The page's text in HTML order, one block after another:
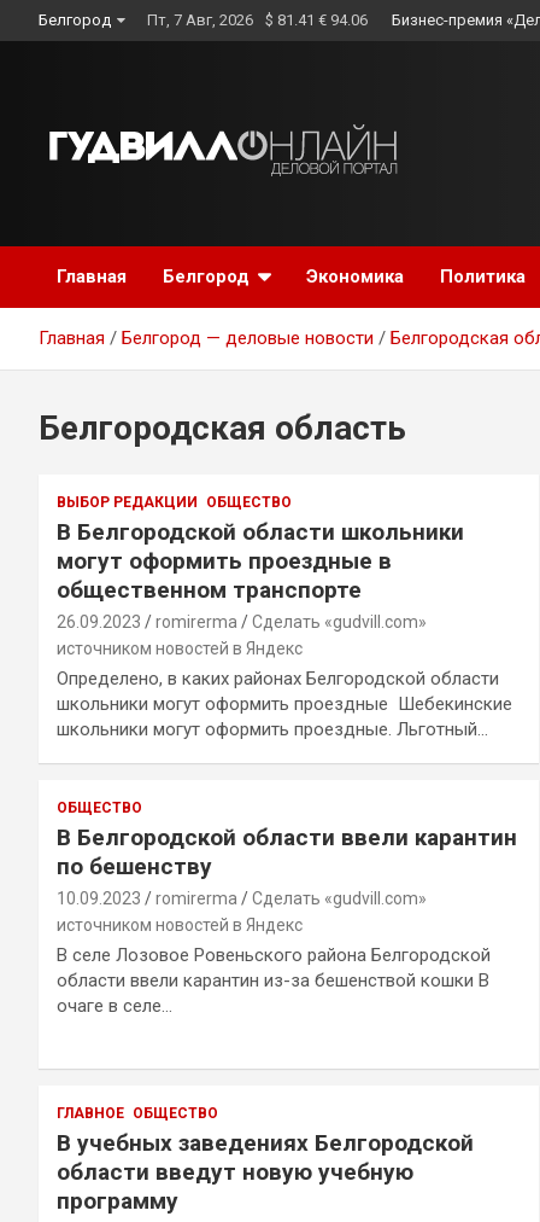
to
Белгород Пт, 7 Авг, 2026 $ 81.41 € 94.06 Бизнес-премия
Главная Белгород Экономика Политика
Главная Белгород — деловые новости Белгородская
Белгородская область
ВЫБОР РЕДАКЦИИ ОБЩЕСТВО
В Белгородской области школьники
могут оформить проездные в
общественном транспорте
26.09.2023 romirerma
Сделать «gudvill.com»
источником новостей в Яндекс
Определено, в каких районах Белгородской области
школьники могут оформить проездные Шебекинские
школьники могут оформить проездные. Льготный…
ОБЩЕСТВО
В Белгородской области ввели карантин
по бешенству
10.09.2023 romirerma
Сделать «gudvill.com»
источником новостей в Яндекс
В селе Лозовое Ровеньского района Белгородской
области ввели карантин из-за бешенствой кошки В
очаге в селе…
ГЛАВНОЕ ОБЩЕСТВО
В учебных заведениях Белгородской
области введут новую учебную
программу